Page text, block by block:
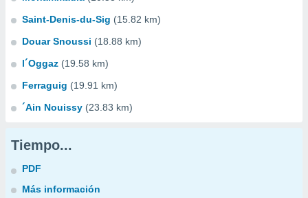
Saint-Denis-du-Sig (15.82 km)
Douar Snoussi (18.88 km)
l´Oggaz (19.58 km)
Ferraguig (19.91 km)
´Ain Nouissy (23.83 km)
Tiempo...
PDF
Más información